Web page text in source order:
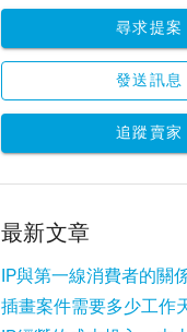
尋求提案
發送訊息
追蹤賣家
最新文章
IP與第一線消費者的關
插畫案件需要多少工作